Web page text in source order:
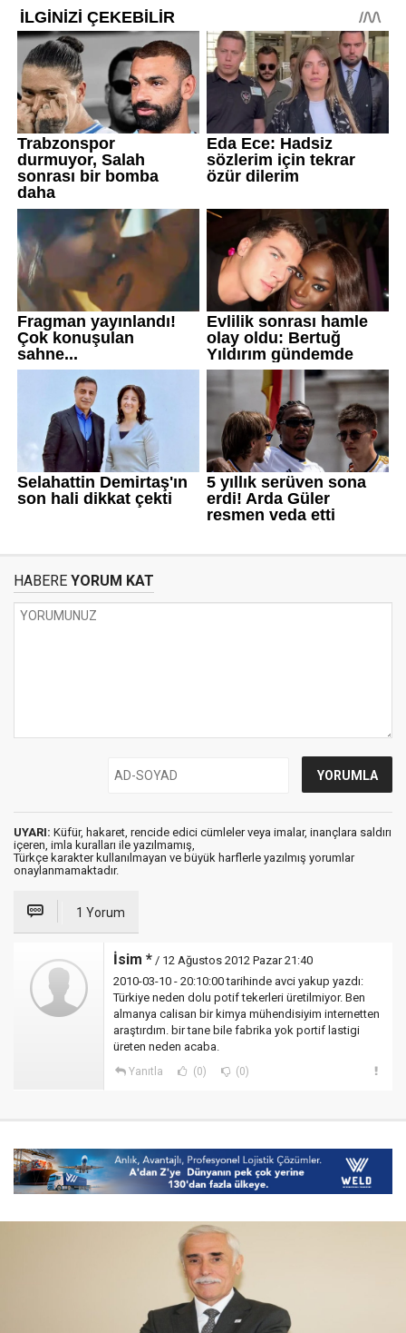
HABERE YORUM KAT
UYARI: Küfür, hakaret, rencide edici cümleler veya imalar, inançlara saldırı
içeren, imla kuralları ile yazılmamış,
Türkçe karakter kullanılmayan ve büyük harflerle yazılmış yorumlar
onaylanmamaktadır.
1 Yorum
İsim * / 12 Ağustos 2012 Pazar 21:40
2010-03-10 - 20:10:00 tarihinde avci yakup yazdı:
Türkiye neden dolu potif tekerleri üretilmiyor. Ben
almanya calisan bir kimya mühendisiyim internetten
araştırdım. bir tane bile fabrika yok portif lastigi
üreten neden acaba.
Yanıtla (0) (0)